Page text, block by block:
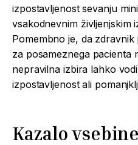
izpostavljenost sevanju
vsakodnevnim življenjskim
Pomembno je, da
za posameznega pacienta
nepravilna izbira lahko
izpostavljenost ali
Kazalo vsebine